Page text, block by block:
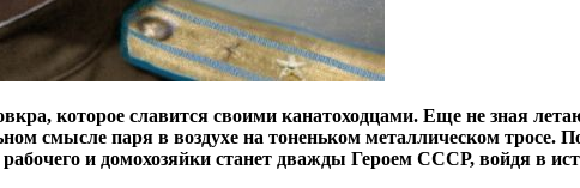
которое славится своими канатоходцами. Еще не зная
смысле паря в воздухе на тоненьком металлическом
и домохозяйки станет дважды Героем СССР, войдя в